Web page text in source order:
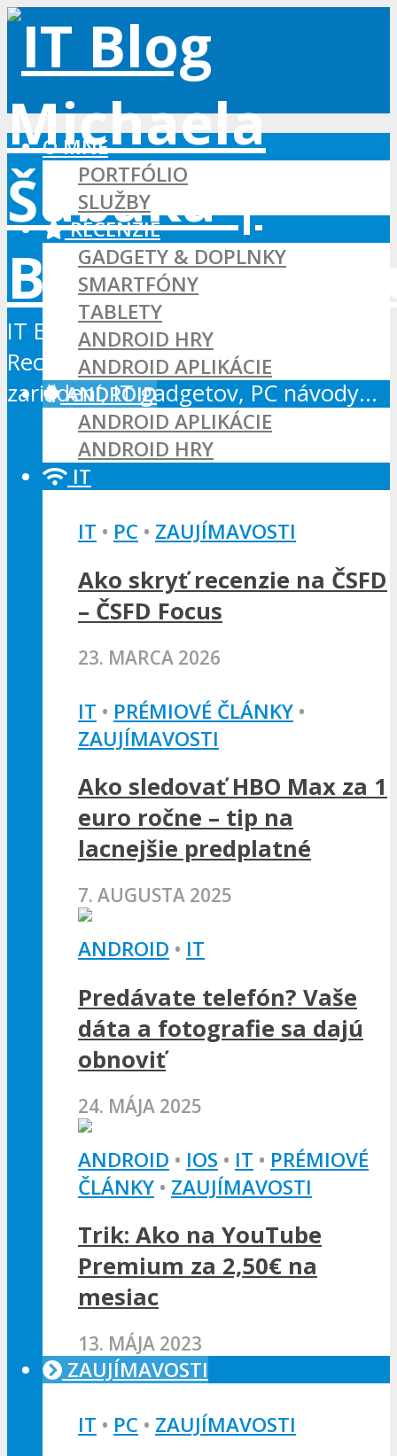
IT Blog - Android, Xbox a WordPress
Recenzie Android aplikácií, hier a
zariadení, IT gadgetov, PC návody...
O MNE
PORTFÓLIO
SLUŽBY
RECENZIE
GADGETY & DOPLNKY
SMARTFÓNY
TABLETY
ANDROID HRY
ANDROID APLIKÁCIE
ANDROID
ANDROID APLIKÁCIE
ANDROID HRY
IT
IT • PC • ZAUJÍMAVOSTI
Ako skryť recenzie na ČSFD
– ČSFD Focus
23. MARCA 2026
IT • PRÉMIOVÉ ČLÁNKY •
ZAUJÍMAVOSTI
Ako sledovať HBO Max za 1
euro ročne – tip na
lacnejšie predplatné
7. AUGUSTA 2025
ANDROID • IT
Predávate telefón? Vaše
dáta a fotografie sa dajú
obnoviť
24. MÁJA 2025
ANDROID • IOS • IT • PRÉMIOVÉ
ČLÁNKY • ZAUJÍMAVOSTI
Trik: Ako na YouTube
Premium za 2,50€ na
mesiac
13. MÁJA 2023
ZAUJÍMAVOSTI
IT • PC • ZAUJÍMAVOSTI